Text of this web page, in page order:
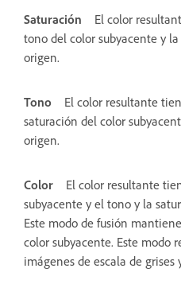
Saturación
El color
tono del color subyacente y
origen.
Tono
El color resultante
saturación del color
origen.
Color
El color resultante
subyacente y el tono y la
Este modo de fusión
color subyacente. Este modo
imágenes de escala de